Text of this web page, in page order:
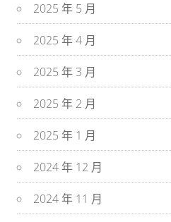
2025 年 5 月
2025 年 4 月
2025 年 3 月
2025 年 2 月
2025 年 1 月
2024 年 12 月
2024 年 11 月